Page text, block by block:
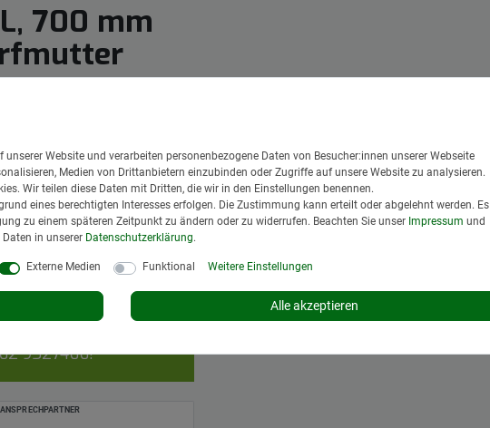
700 mm
13 bis 17 Uhr,
9527466!
Website und verarbeiten personenbezogene Daten von Besucher:innen unserer Webseite
Medien von Drittanbietern einzubinden oder Zugriffe auf unsere Website zu analysieren.
Wir teilen diese Daten mit Dritten, die wir in den Einstellungen benennen.
eines berechtigten Interesses erfolgen. Die Zustimmung kann erteilt oder abgelehnt werden. Es
zu einem späteren Zeitpunkt zu ändern oder zu widerrufen. Beachten Sie unser Impressum und
in unserer Daten­schutz­erklärung.
Externe Medien Funktional Weitere Einstellungen
Alle akzeptieren